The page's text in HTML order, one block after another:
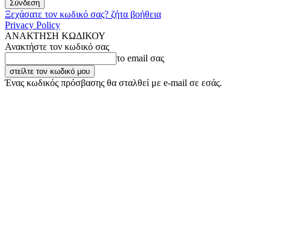
Ξεχάσατε τον κωδικό σας? ζήτα βοήθεια
Privacy Policy
ΑΝΑΚΤΗΣΗ ΚΩΔΙΚΟΥ
Ανακτήστε τον κωδικό σας
το email σας
Ένας κωδικός πρόσβασης θα σταλθεί με e-mail σε εσάς.